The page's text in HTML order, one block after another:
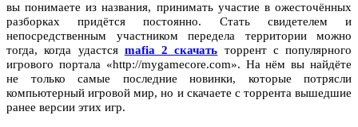
вы понимаете из названия, принимать участие в ожесточённых
разборках придётся постоянно. Стать свидетелем и
непосредственным участником передела территории можно
тогда, когда удастся mafia 2 скачать торрент с популярного
игрового портала «http://mygamecore.com». На нём вы найдёте
не только самые последние новинки, которые потрясли
компьютерный игровой мир, но и скачаете с торрента вышедшие
ранее версии этих игр.